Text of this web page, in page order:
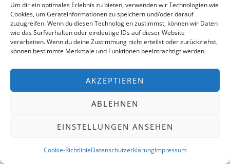
Um dir ein optimales Erlebnis zu bieten, verwenden wir Technologien wie
Cookies, um Geräteinformationen zu speichern und/oder darauf
zuzugreifen. Wenn du diesen Technologien zustimmst, können wir Daten
wie das Surfverhalten oder eindeutige IDs auf dieser Website
verarbeiten. Wenn du deine Zustimmung nicht erteilst oder zurückziehst,
können bestimmte Merkmale und Funktionen beeinträchtigt werden.
AKZEPTIEREN
ABLEHNEN
EINSTELLUNGEN ANSEHEN
Cookie-RichtlinieDatenschutzerklärungImpressum